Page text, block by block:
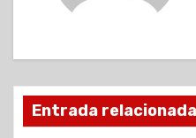
ó
n
Entrada relacionada